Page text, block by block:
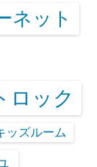
ネット
ロック
ッズルーム